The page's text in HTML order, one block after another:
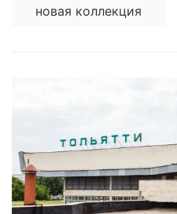
новая коллекция